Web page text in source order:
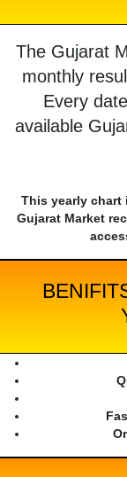
The Gujarat
monthly
Every
available
This yearly chart
Gujarat Market